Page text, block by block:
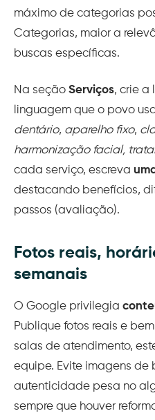
máximo de categorias
Categorias, maior a
buscas específicas.
Na seção Serviços, crie a
linguagem que o povo
dentário, aparelho fixo,
harmonização facial,
cada serviço, escreva
destacando benefícios,
passos (avaliação).
Fotos reais,
semanais
O Google privilegia
Publique fotos reais e
salas de atendimento,
equipe. Evite imagens de
autenticidade pesa no
sempre que houver